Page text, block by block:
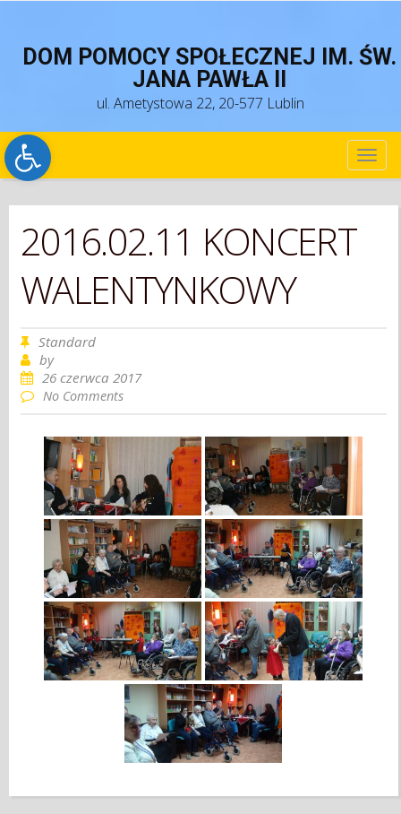
Open toolbar
DOM POMOCY SPOŁECZNEJ IM. ŚW.
JANA PAWŁA II
ul. Ametystowa 22, 20-577 Lublin
2016.02.11 KONCERT
WALENTYNKOWY
Standard
by
26 czerwca 2017
No Comments